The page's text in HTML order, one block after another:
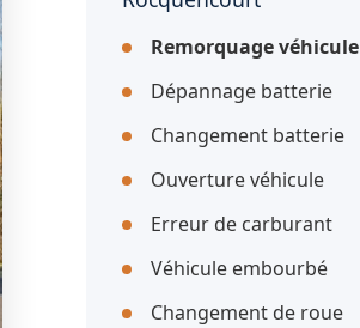
Remorquage véhicule
Dépannage batterie
Changement batterie
Ouverture véhicule
Erreur de carburant
Véhicule embourbé
Changement de roue